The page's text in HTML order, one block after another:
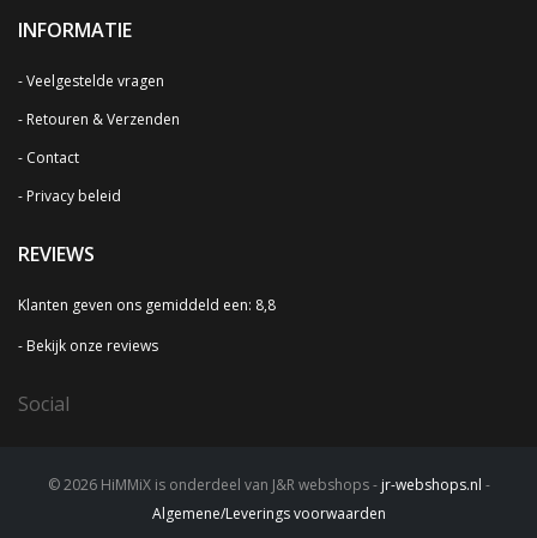
INFORMATIE
Veelgestelde vragen
Retouren & Verzenden
Contact
Privacy beleid
REVIEWS
Klanten geven ons gemiddeld een: 8,8
Bekijk onze reviews
Social
© 2026 HiMMiX is onderdeel van J&R webshops - jr-webshops.nl -
Algemene/Leverings voorwaarden